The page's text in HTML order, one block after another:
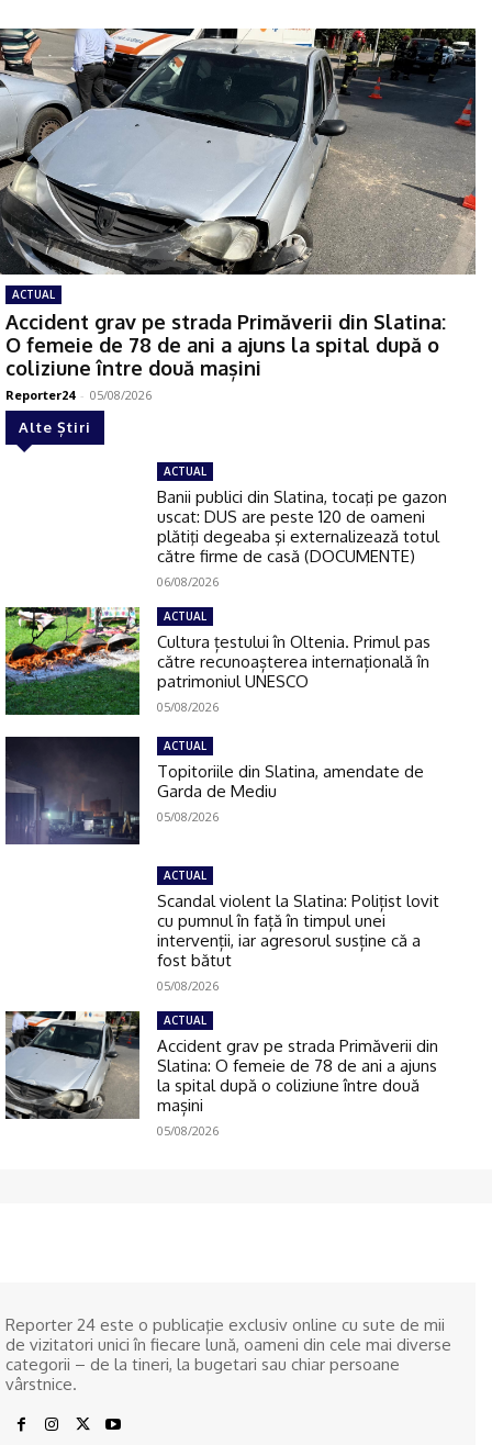
ACTUAL
Accident grav pe strada Primăverii din Slatina:
O femeie de 78 de ani a ajuns la spital după o
coliziune între două mașini
Reporter24 - 05/08/2026
Alte Știri
ACTUAL
Banii publici din Slatina, tocaţi pe gazon
uscat: DUS are peste 120 de oameni
plătiţi degeaba şi externalizează totul
către firme de casă (DOCUMENTE)
06/08/2026
ACTUAL
Cultura țestului în Oltenia. Primul pas
către recunoașterea internațională în
patrimoniul UNESCO
05/08/2026
ACTUAL
Topitoriile din Slatina, amendate de
Garda de Mediu
05/08/2026
ACTUAL
Scandal violent la Slatina: Polițist lovit
cu pumnul în față în timpul unei
intervenții, iar agresorul susține că a
fost bătut
05/08/2026
ACTUAL
Accident grav pe strada Primăverii din
Slatina: O femeie de 78 de ani a ajuns
la spital după o coliziune între două
mașini
05/08/2026
Reporter 24 este o publicaţie exclusiv online cu sute de mii
de vizitatori unici în fiecare lună, oameni din cele mai diverse
categorii – de la tineri, la bugetari sau chiar persoane
vârstnice.